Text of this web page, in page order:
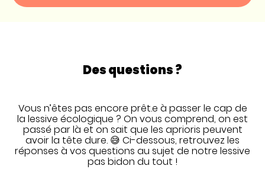
Des questions ?
Vous n’êtes pas encore prêt.e à passer le cap de
la lessive écologique ? On vous comprend, on est
passé par là et on sait que les aprioris peuvent
avoir la tête dure. 😅 Ci-dessous, retrouvez les
réponses à vos questions au sujet de notre lessive
pas bidon du tout !